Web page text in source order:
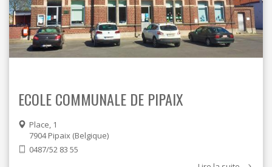
ECOLE COMMUNALE DE PIPAIX
Place, 1
7904 Pipaix Belgique
0487/52 83 55